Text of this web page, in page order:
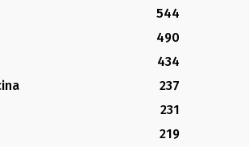
544
490
434
237
231
219